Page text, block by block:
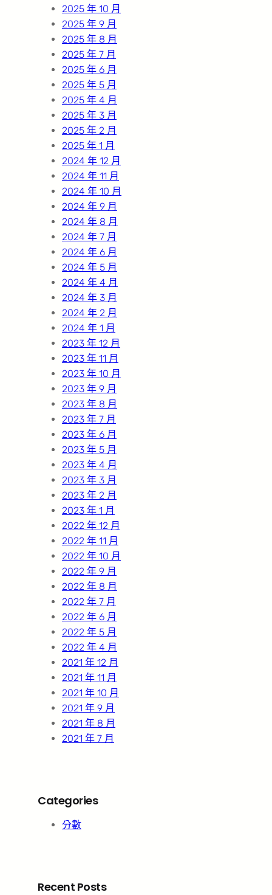
2025 年 10 月
2025 年 9 月
2025 年 8 月
2025 年 7 月
2025 年 6 月
2025 年 5 月
2025 年 4 月
2025 年 3 月
2025 年 2 月
2025 年 1 月
2024 年 12 月
2024 年 11 月
2024 年 10 月
2024 年 9 月
2024 年 8 月
2024 年 7 月
2024 年 6 月
2024 年 5 月
2024 年 4 月
2024 年 3 月
2024 年 2 月
2024 年 1 月
2023 年 12 月
2023 年 11 月
2023 年 10 月
2023 年 9 月
2023 年 8 月
2023 年 7 月
2023 年 6 月
2023 年 5 月
2023 年 4 月
2023 年 3 月
2023 年 2 月
2023 年 1 月
2022 年 12 月
2022 年 11 月
2022 年 10 月
2022 年 9 月
2022 年 8 月
2022 年 7 月
2022 年 6 月
2022 年 5 月
2022 年 4 月
2021 年 12 月
2021 年 11 月
2021 年 10 月
2021 年 9 月
2021 年 8 月
2021 年 7 月
Categories
分數
Recent Posts